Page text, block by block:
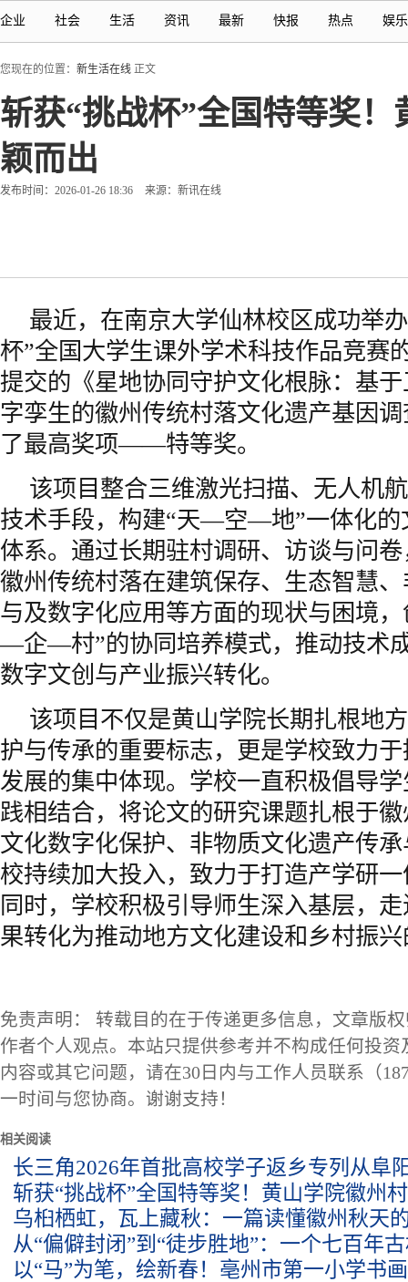
企业 社会 生活 资讯 最新 快报 热点 娱乐
您现在的位置： 新生活在线 正文
斩获“挑战杯”全国特等奖
颖而出
发布时间：2026-01-26 18:36 来源：新讯在线
最近，在南京大学仙林校区成功举
杯”全国大学生课外学术科技作品竞赛
提交的《星地协同守护文化根脉：基
字孪生的徽州传统村落文化遗产基因
了最高奖项——特等奖。
该项目整合三维激光扫描、无人机
技术手段，构建“天—空—地”一体化的
体系。通过长期驻村调研、访谈与问
徽州传统村落在建筑保存、生态智慧
与及数字化应用等方面的现状与困境
—企—村”的协同培养模式，推动技术
数字文创与产业振兴转化。
该项目不仅是黄山学院长期扎根地
护与传承的重要标志，更是学校致力
发展的集中体现。学校一直积极倡导
践相结合，将论文的研究课题扎根于
文化数字化保护、非物质文化遗产传
校持续加大投入，致力于打造产学研
同时，学校积极引导师生深入基层，
果转化为推动地方文化建设和乡村振
免责声明： 转载目的在于传递更多信息，文章版
作者个人观点。本站只提供参考并不构成任何投
内容或其它问题，请在30日内与工作人员联系（
一时间与您协商。谢谢支持！
相关阅读
长三角2026年首批高校学子返乡专列从阜
斩获“挑战杯”全国特等奖！黄山学院徽州
乌桕栖虹，瓦上藏秋：一篇读懂徽州秋天
从“偏僻封闭”到“徒步胜地”：一个七百年
以“马”为笔，绘新春！亳州市第一小学书